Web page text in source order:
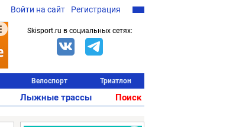
Войти на сайт Регистрация
Skisport.ru в социальных сетях:
Велоспорт Триатлон
Лыжные трассы Поиск